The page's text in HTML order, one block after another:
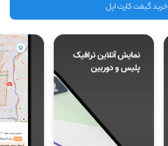
خرید گیفت کارت اپل